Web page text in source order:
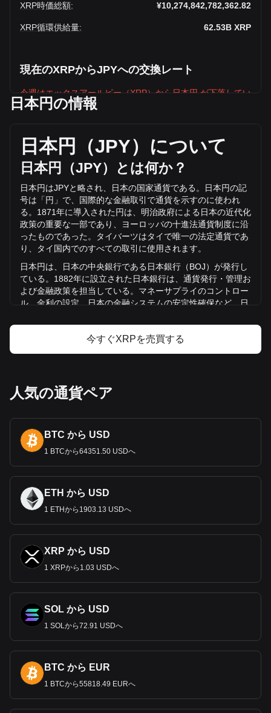
XRP時価総額: ¥10,274,842,782,362.82
XRP循環供給量: 62.53B XRP
現在のXRPからJPYへの交換レート
今週はエックスアールピー（XRP）から日本円 が下落してい
ます
り¥164.31で、循環供給量は62,533,270,000 XRP、合計時価
総額は¥10,274,842,782,362.82 JPYです。エックスアールピ
ー（XRP）の取引量は過去24時間で +19.64%
(¥42,007,303,729.13 JPY)変化しており、XRPの前日の取引
量は¥213,860,341,552.6でした。
Bitgetのエックスアールピー（XRP）について
の詳細情報
XRPの価格予測
XRP（XRP）とは
エックスアールピー（XRP）の利益計算機
日本円の情報
日本円（JPY）について
日本円（JPY）とは何か？
日本円はJPYと略され、日本の国家通貨である。日本円の記
号は「円」で、国際的な金融取引で通貨を示すのに使われ
る。 1871年に導入された円は、明治政府による日本の近代化
政策の重要な一部であり、ヨーロッパの十進法通貨制度に沿
ったものであった。タイバーツはタイで唯一の法定通貨であ
り、タイ国内でのすべての取引に使用されます。
日本円は、日本の中央銀行である日本銀行（BOJ）が発行し
ている。 1882年に設立された日本銀行は、通貨発行・管理お
よび金融政策を担当している。マネーサプライのコントロー
ル、金利の設定、日本の金融システムの安定性確保など、日
の歴史とは？
円は、1871年の新貨条例以降、「半券」として知られる封建
代国家へと移行していく過程の一部であった。
された日本銀行は、やがて通貨発行を引き継ぎ、日本の通貨
SEKの紙幣と硬貨
日本円には、軽量の1円、穴のあいた縁起の良い
が描かれた10円、50円、桜が描かれた一般的な100円、そし
て最高額の500円硬貨がある。紙幣は、野口英世が描かれた
1,000 円札、源氏物語の一場面が描かれた
樋口一葉が描かれた
の10,000円札がある。これらの通貨は、日本の文化、歴史、
自然の美しさを反映している。
現状と世界的地位
2024年の時点で、日本円はトップクラスのパフォーマンスを
貨でもある。また、米ドル、ユーロ、ポンドと並んで一般的
に使用される基軸通貨としての役割も果たしている。この要
済の成長に起因することが多い。
日本銀行の金融政策
日本銀行はゼロ金利に近い金利政策を維持しており、歴史的
に日本の厳しい反インフレ・スタンスと一致している。2008
今すぐXRPを売買する
人気の通貨ペア
BTC から USD
1 BTCから64351.50 USDへ
ETH から USD
1 ETHから1903.13 USDへ
XRP から USD
1 XRPから1.03 USDへ
SOL から USD
1 SOLから72.91 USDへ
BTC から EUR
1 BTCから55818.49 EURへ